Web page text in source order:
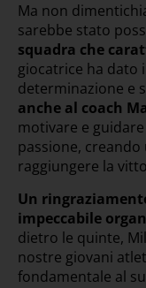
Ma non
sarebbe stato
squadra che
giocatrice ha dato
determinazione e
anche al coach
motivare e
passione,
raggiungere la
Un
impeccabile
dietro le quinte,
nostre giovani
fondamentale al